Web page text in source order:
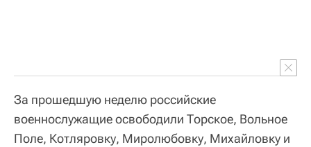
За прошедшую неделю российские
военнослужащие освободили Торское, Вольное
Поле, Котляровку, Миролюбовку, Михайловку и